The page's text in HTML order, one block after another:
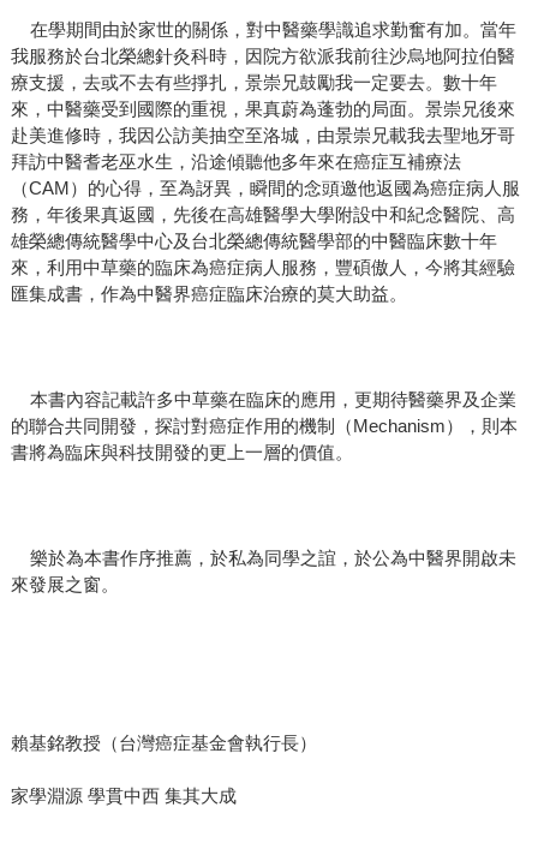
在學期間由於家世的關係，對中醫藥學識追求勤奮有加。當年
我服務於台北榮總針灸科時，因院方欲派我前往沙烏地阿拉伯醫
療支援，去或不去有些掙扎，景崇兄鼓勵我一定要去。數十年
來，中醫藥受到國際的重視，果真蔚為蓬勃的局面。景崇兄後來
赴美進修時，我因公訪美抽空至洛城，由景崇兄載我去聖地牙哥
拜訪中醫耆老巫水生，沿途傾聽他多年來在癌症互補療法
（CAM）的心得，至為訝異，瞬間的念頭邀他返國為癌症病人服
務，年後果真返國，先後在高雄醫學大學附設中和紀念醫院、高
雄榮總傳統醫學中心及台北榮總傳統醫學部的中醫臨床數十年
來，利用中草藥的臨床為癌症病人服務，豐碩傲人，今將其經驗
匯集成書，作為中醫界癌症臨床治療的莫大助益。
本書內容記載許多中草藥在臨床的應用，更期待醫藥界及企業
的聯合共同開發，探討對癌症作用的機制（Mechanism），則本
書將為臨床與科技開發的更上一層的價值。
樂於為本書作序推薦，於私為同學之誼，於公為中醫界開啟未
來發展之窗。
賴基銘教授（台灣癌症基金會執行長）
家學淵源 學貫中西 集其大成